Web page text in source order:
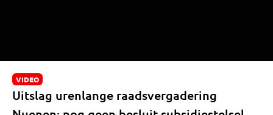
VIDEO
Uitslag urenlange raadsvergadering